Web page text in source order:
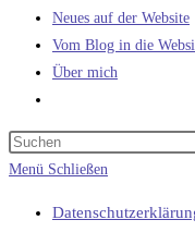
Neues auf der Website
Vom Blog in die
Über mich
umschalten
Menü Schließen